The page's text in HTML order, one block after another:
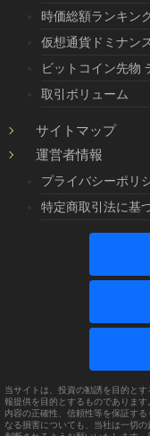
時価総額ランキン
仮想通貨ドミナン
ビットコイン先物
取引ボリューム
サイトマップ
運営者情報
プライバシーポリ
特定商取引法に基
当サイトは、投資の勧誘を目的と
報提供を目的とするものでありま
内容の正確性、信頼性等を保証す
なる損害についても、当社は一切